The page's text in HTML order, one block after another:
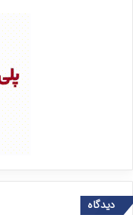
دیدگاه